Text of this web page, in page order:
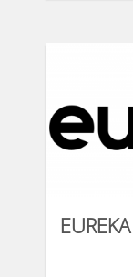
EUREKA